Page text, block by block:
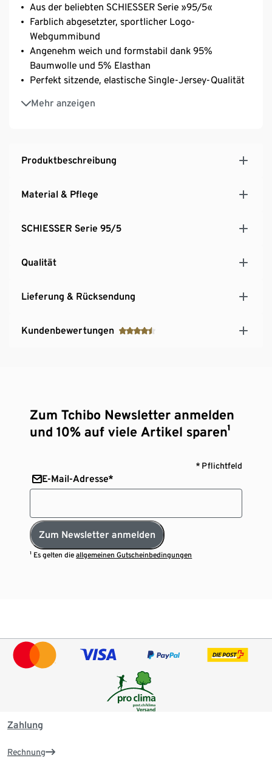
Aus der beliebten SCHIESSER Serie »95/5«
Farblich abgesetzter, sportlicher Logo-
Webgummibund
Angenehm weich und formstabil dank 95%
Baumwolle und 5% Elasthan
Perfekt sitzende, elastische Single-Jersey-Qualität
Mehr anzeigen
Unsere Models tragen Grösse M/5
Produktbeschreibung
Material & Pflege
SCHIESSER Serie 95/5
Qualität
Lieferung & Rücksendung
Kundenbewertungen
Zum Tchibo Newsletter anmelden
und 10% auf viele Artikel sparen¹
* Pflichtfeld
E-Mail-Adresse*
Zum Newsletter anmelden
¹ Es gelten dieallgemeinen Gutscheinbedingungen
Zahlung
Rechnung